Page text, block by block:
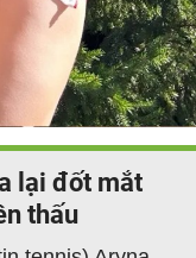
lại đốt mắt
thấu